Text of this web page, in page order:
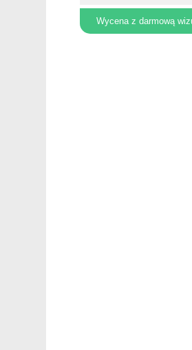
Wycena z darmową